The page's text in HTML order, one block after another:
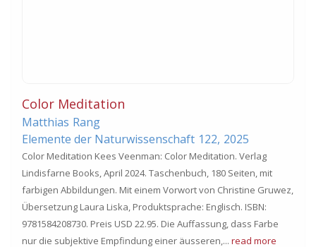
Color Meditation
Matthias Rang
Elemente der Naturwissenschaft 122, 2025
Color Meditation Kees Veenman: Color Meditation. Verlag
Lindisfarne Books, April 2024. Taschenbuch, 180 Seiten, mit
farbigen Abbildungen. Mit einem Vorwort von Christine Gruwez,
Übersetzung Laura Liska, Produktsprache: Englisch. ISBN:
9781584208730. Preis USD 22.95. Die Auffassung, dass Farbe
nur die subjektive Empfindung einer äusseren,... read more